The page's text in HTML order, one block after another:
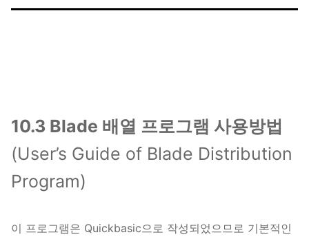
10.3 Blade 배열 프로그램 사용방법
(User’s Guide of Blade Distribution
Program)
이 프로그램은 Quickbasic으로 작성되었으므로 기본적인